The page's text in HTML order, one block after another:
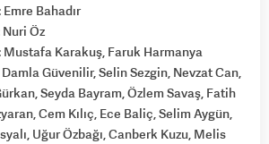
Emre Bahadır
Nuri Öz
Karakuş, Faruk Harmanya
Güvenilir, Selin Sezgin, Nevzat Can,
Seyda Bayram, Özlem Savaş, Fatih
Cem Kılıç, Ece Baliç, Selim Aygün,
Uğur Özbağı, Canberk Kuzu, Melis